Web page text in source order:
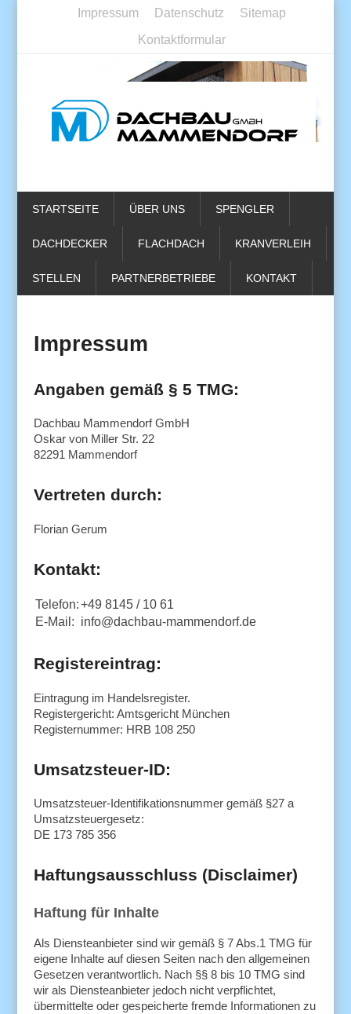
Impressum Datenschutz
Sitemap
Kontaktformular
STARTSEITE ÜBER UNS SPENGLER
DACHDECKER FLACHDACH KRANVERLEIH
STELLEN PARTNERBETRIEBE KONTAKT
Impressum
Angaben gemäß § 5 TMG:
Dachbau Mammendorf GmbH
Oskar von Miller Str. 22
82291 Mammendorf
Vertreten durch:
Florian Gerum
Kontakt:
Telefon:+49 8145 / 10 61
E-Mail: info@dachbau-mammendorf.de
Registereintrag:
Eintragung im Handelsregister.
Registergericht: Amtsgericht München
Registernummer: HRB 108 250
Umsatzsteuer-ID:
Umsatzsteuer-Identifikationsnummer gemäß §27 a
Umsatzsteuergesetz:
DE 173 785 356
Haftungsausschluss (Disclaimer)
Haftung für Inhalte
Als Diensteanbieter sind wir gemäß § 7 Abs.1 TMG für
eigene Inhalte auf diesen Seiten nach den allgemeinen
Gesetzen verantwortlich. Nach §§ 8 bis 10 TMG sind
wir als Diensteanbieter jedoch nicht verpflichtet,
übermittelte oder gespeicherte fremde Informationen zu